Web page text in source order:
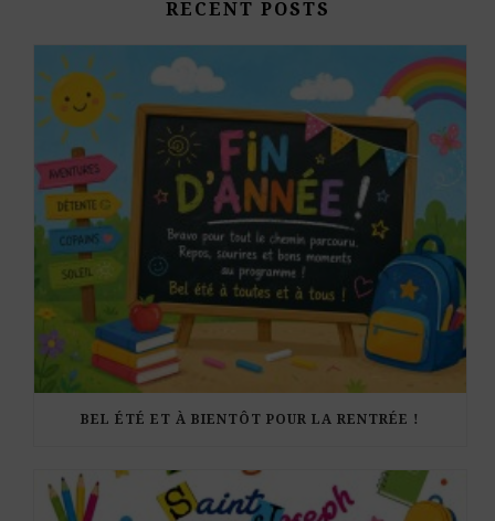
RECENT POSTS
BEL ÉTÉ ET À BIENTÔT POUR LA RENTRÉE !